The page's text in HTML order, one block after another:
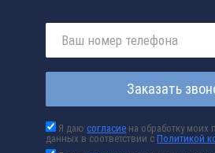
Заказать
Я даюсогласие на обработку моих
данных в соответствии сПолитикой